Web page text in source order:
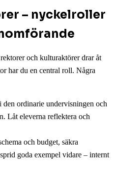
– nyckelroller
och kulturaktörer drar åt
har du en central roll. Några
ordinarie undervisningen och
Låt eleverna reflektera och
och budget, säkra
goda exempel vidare – internt